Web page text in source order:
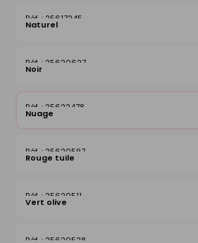
25617245
Naturel
25620627
Noir
25622478
Nuage
25620597
Rouge tuile
25620511
Vert olive
25620528